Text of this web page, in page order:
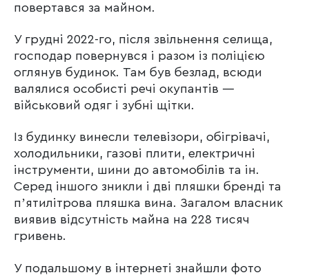
повертався за майном.
У грудні 2022-го, після звільнення селища,
господар повернувся і разом із поліцією
оглянув будинок. Там був безлад, всюди
валялися особисті речі окупантів —
військовий одяг і зубні щітки.
Із будинку винесли телевізори, обігрівачі,
холодильники, газові плити, електричні
інструменти, шини до автомобілів та ін.
Серед іншого зникли і дві пляшки бренді та
пʼятилітрова пляшка вина. Загалом власник
виявив відсутність майна на 228 тисяч
гривень.
У подальшому в інтернеті знайшли фото